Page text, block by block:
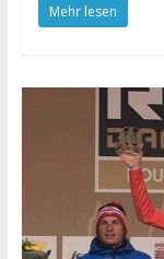
Mehr lesen